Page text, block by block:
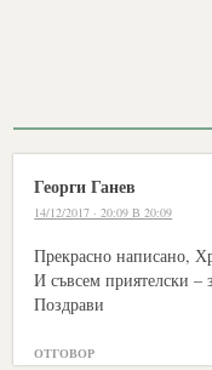
Георги Ганев
14/12/2017 · 20:09 В 20:09
Прекрасно написано,
И съвсем приятелски –
Поздрави
ОТГОВОР